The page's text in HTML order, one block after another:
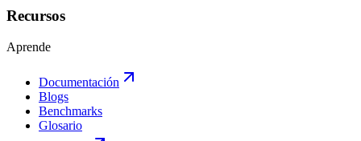
Recursos
Aprende
Documentación
Blogs
Benchmarks
Glosario